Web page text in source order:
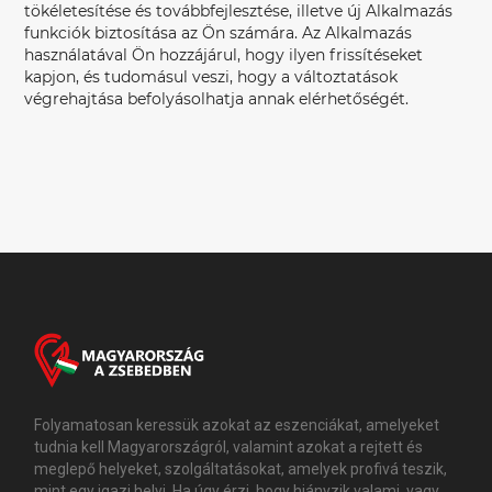
tökéletesítése és továbbfejlesztése, illetve új Alkalmazás
funkciók biztosítása az Ön számára. Az Alkalmazás
használatával Ön hozzájárul, hogy ilyen frissítéseket
kapjon, és tudomásul veszi, hogy a változtatások
végrehajtása befolyásolhatja annak elérhetőségét.
Folyamatosan keressük azokat az eszenciákat, amelyeket
tudnia kell Magyarországról, valamint azokat a rejtett és
meglepő helyeket, szolgáltatásokat, amelyek profivá teszik,